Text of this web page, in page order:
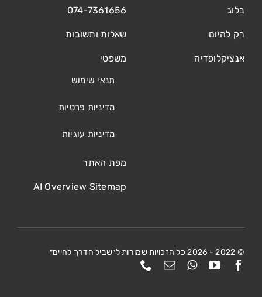
בלוג
רק להיום
אנציקלופדיה
074-7361656
שאלות ותשובות
משפטי
תנאי שימוש
מדיניות פרטיות
מדיניות עוגיות
מפת האתר
AI Overview Sitemap
© 2022 - 2026 כל הזכויות שמורות ל״שביל הדרך לחיים״